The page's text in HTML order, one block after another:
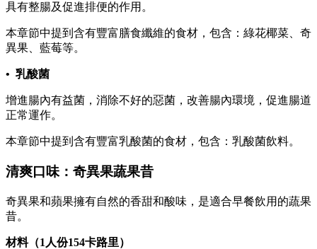
具有整腸及促進排便的作用。
本章節中提到含有豐富膳食纖維的食材，包含：綠花椰菜、奇
異果、藍莓等。
• 乳酸菌
增進腸內有益菌，消除不好的惡菌，改善腸內環境，促進腸道
正常運作。
本章節中提到含有豐富乳酸菌的食材，包含：乳酸菌飲料。
清爽口味：奇異果蔬果昔
奇異果和蘋果擁有自然的香甜和酸味，是適合早餐飲用的蔬果
昔。
材料（1人份154卡路里）